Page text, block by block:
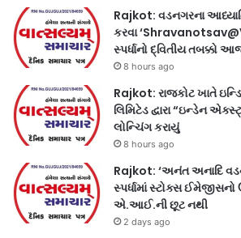
Rajkot: વડનગરના
કરવા
સ્પર્ધાનો દ્વિતીય તબક્કો
8 hours ago
Rajkot: રાજકોટ ખાતે
લિમિટેડ દ્વારા “ઇન્ડેન
લોન્ચિંગ કરાયું
8 hours ago
Rajkot: ‘અનંત અનાદિ
સ્પર્ધામાં સ્ટોક્સ
એ.આઈ.ની છૂટ નથી
2 days ago